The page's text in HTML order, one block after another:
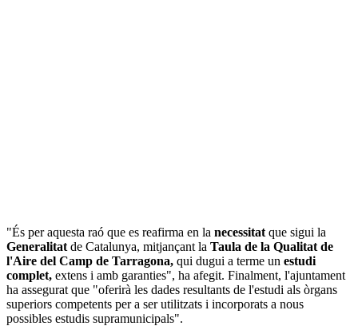
"És per aquesta raó que es reafirma en la necessitat que sigui la
Generalitat de Catalunya, mitjançant la Taula de la Qualitat de
l'Aire del Camp de Tarragona, qui dugui a terme un estudi
complet, extens i amb garanties", ha afegit. Finalment, l'ajuntament
ha assegurat que "oferirà les dades resultants de l'estudi als òrgans
superiors competents per a ser utilitzats i incorporats a nous
possibles estudis supramunicipals".